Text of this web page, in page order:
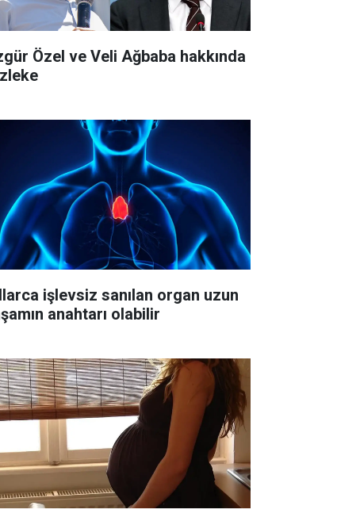
Özel ve Veli Ağbaba hakkında
işlevsiz sanılan organ uzun
anahtarı olabilir